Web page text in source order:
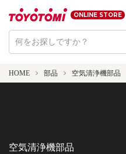
ONLINE STORE
HOME 部品 空気清浄機部品
空気清浄機部品